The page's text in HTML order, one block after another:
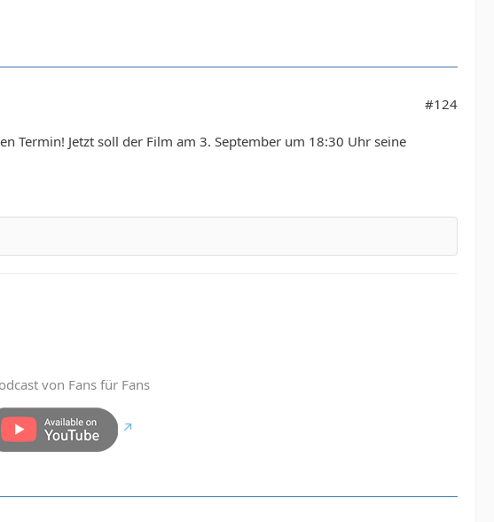
#124
Termin! Jetzt soll der Film am 3. September um 18:30 Uhr seine
von Fans für Fans